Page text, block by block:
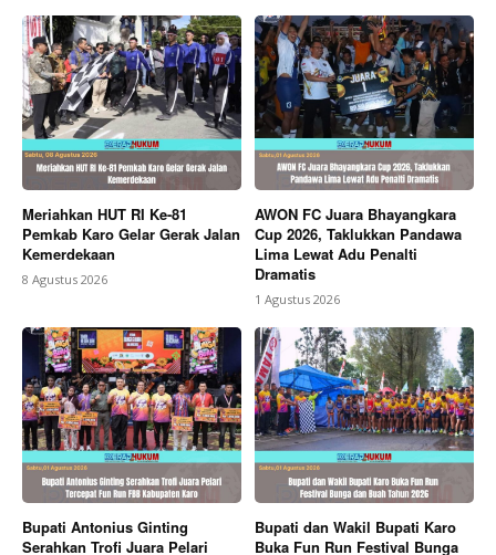
Meriahkan HUT RI Ke-81
Pemkab Karo Gelar Gerak Jalan
Kemerdekaan
8 Agustus 2026
AWON FC Juara Bhayangkara
Cup 2026, Taklukkan Pandawa
Lima Lewat Adu Penalti
Dramatis
1 Agustus 2026
Bupati Antonius Ginting
Serahkan Trofi Juara Pelari
Bupati dan Wakil Bupati Karo
Buka Fun Run Festival Bunga